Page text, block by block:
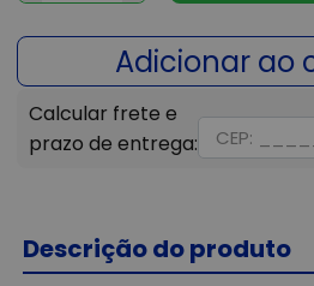
Descrição do produto